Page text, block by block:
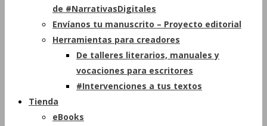
de #NarrativasDigitales
Envíanos tu manuscrito – Proyecto editorial
Herramientas para creadores
De talleres literarios, manuales y
vocaciones para escritores
#Intervenciones a tus textos
Tienda
eBooks